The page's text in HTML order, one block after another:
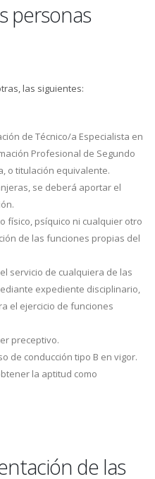
personas
las siguientes:
de Técnico/a Especialista en
Profesional de Segundo
o titulación equivalente.
se deberá aportar el
físico, psíquico ni cualquier otro
de las funciones propias del
servicio de cualquiera de las
expediente disciplinario,
el ejercicio de funciones
preceptivo.
de conducción tipo B en vigor.
la aptitud como
de las